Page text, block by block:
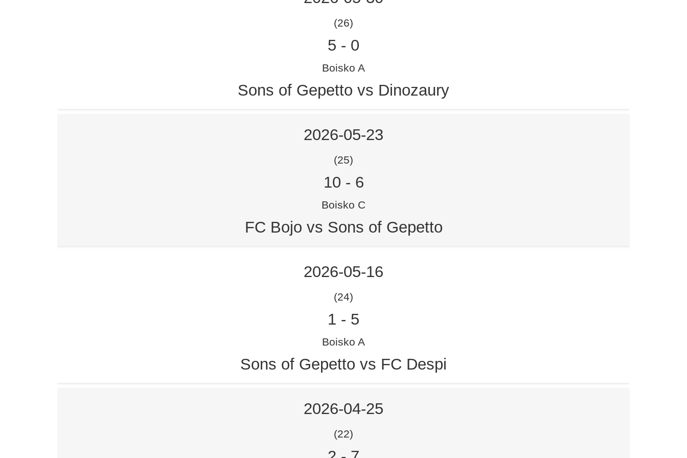
(26)
5 - 0
Boisko A
Sons of Gepetto vs Dinozaury
2026-05-23
(25)
10 - 6
Boisko C
FC Bojo vs Sons of Gepetto
2026-05-16
(24)
1 - 5
Boisko A
Sons of Gepetto vs FC Despi
2026-04-25
(22)